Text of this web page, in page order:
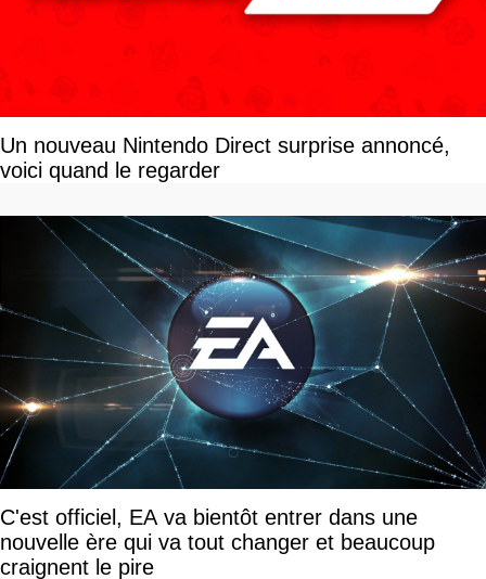
Un nouveau Nintendo Direct surprise annoncé,
voici quand le regarder
C'est officiel, EA va bientôt entrer dans une
nouvelle ère qui va tout changer et beaucoup
craignent le pire